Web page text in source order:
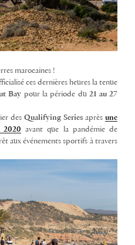
marocaines !
ces dernières heures la tenue
Bay pour la période du21 au 27
des Qualifying Series après une
2020
avant que la pandémie de
aux événements sportifs à travers